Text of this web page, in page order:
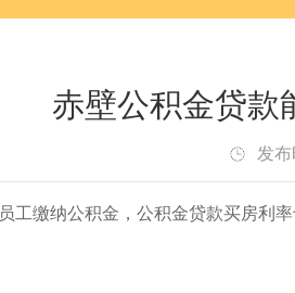
赤壁公积金贷款
发
工缴纳公积金，公积金贷款买房利